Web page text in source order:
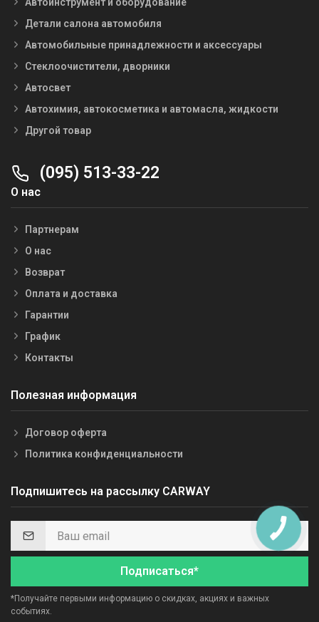
Детали салона автомобиля
Автомобильные принадлежности и аксессуары
Стеклоочистители, дворники
Автосвет
Автохимия, автокосметика и автомасла, жидкости
Другой товар
(095) 513-33-22
О нас
Партнерам
О нас
Возврат
Оплата и доставка
Гарантии
График
Контакты
Полезная информация
Договор оферта
Политика конфиденциальности
Подпишитесь на рассылку CARWAY
Подписаться*
*Получайте первыми информацию о скидках, акциях и важных
событиях.